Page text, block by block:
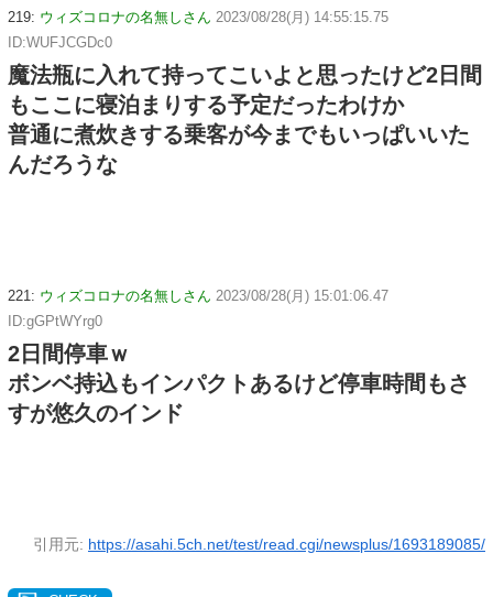
219: ウィズコロナの名無しさん 2023/08/28(月) 14:55:15.75
ID:WUFJCGDc0
魔法瓶に入れて持ってこいよと思ったけど2日間
もここに寝泊まりする予定だったわけか
普通に煮炊きする乗客が今までもいっぱいいた
んだろうな
221: ウィズコロナの名無しさん 2023/08/28(月) 15:01:06.47
ID:gGPtWYrg0
2日間停車ｗ
ボンベ持込もインパクトあるけど停車時間もさ
すが悠久のインド
引用元: https://asahi.5ch.net/test/read.cgi/newsplus/1693189085/